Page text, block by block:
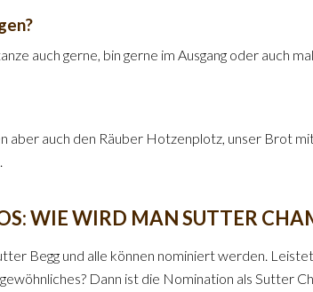
auch gerne, bin gerne im Ausgang oder auch
aber auch den Räuber Hotzenplotz, unser Brot
WIE WIRD MAN SUTTER
Begg und alle können nominiert werden.
Dann ist die Nomination als Sutter